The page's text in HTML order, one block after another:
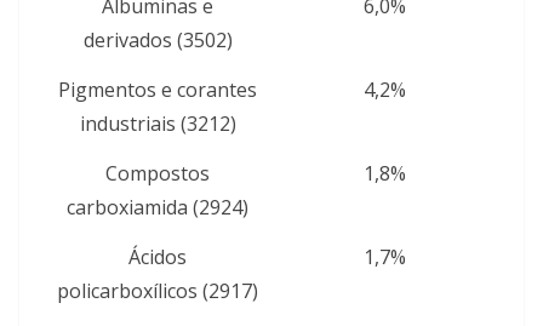
Albuminas e
derivados (3502)
6,0%
Pigmentos e corantes
industriais (3212)
4,2%
Compostos
carboxiamida (2924)
1,8%
Ácidos
policarboxílicos (2917)
1,7%